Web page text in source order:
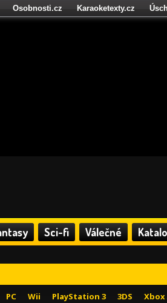
Sci-fi Válečné
PC Wii PlayStation 3 3DS Xbox
Osobnosti.cz Karaoketexty.cz